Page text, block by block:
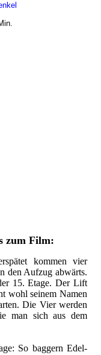
zum Film:
kommen vier
den Aufzug abwärts.
15. Etage. Der Lift
wohl seinem Namen
Die Vier werden
man sich aus dem
So baggern Edel-